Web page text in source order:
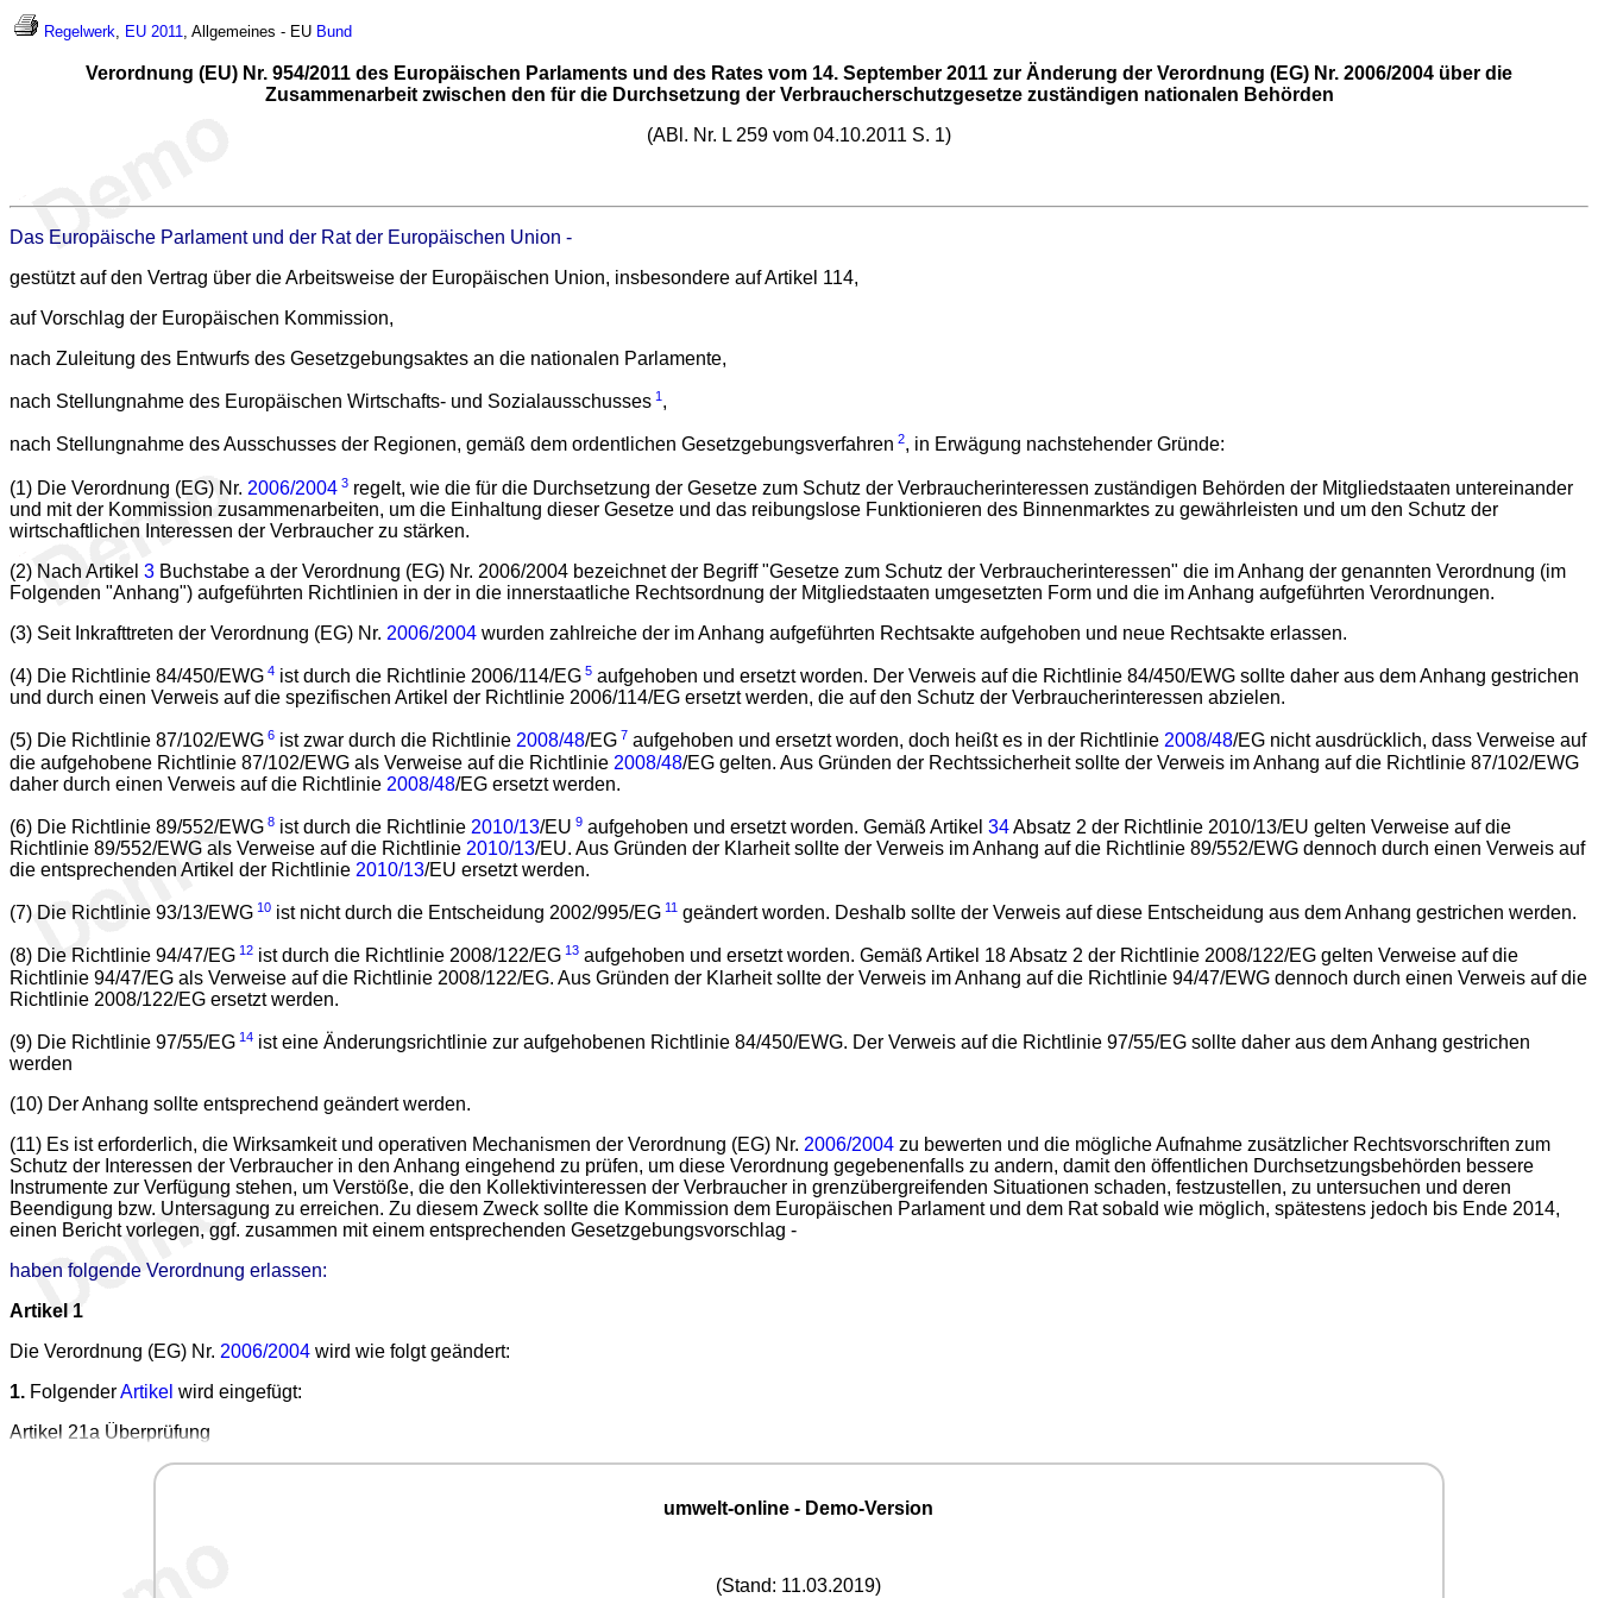
Regelwerk, EU 2011, Allgemeines - EU Bund
Verordnung (EU) Nr. 954/2011 des Europäischen Parlaments und des Rates vom 14. September 2011 zur Änderung der Verordnung (EG) Nr. 2006/2004 über die
Zusammenarbeit zwischen den für die Durchsetzung der Verbraucherschutzgesetze zuständigen nationalen Behörden
(ABl. Nr. L 259 vom 04.10.2011 S. 1)
Das Europäische Parlament und der Rat der Europäischen Union -
gestützt auf den Vertrag über die Arbeitsweise der Europäischen Union, insbesondere auf Artikel 114,
auf Vorschlag der Europäischen Kommission,
nach Zuleitung des Entwurfs des Gesetzgebungsaktes an die nationalen Parlamente,
nach Stellungnahme des Europäischen Wirtschafts- und Sozialausschusses 1 ,
nach Stellungnahme des Ausschusses der Regionen, gemäß dem ordentlichen Gesetzgebungsverfahren 2, in Erwägung nachstehender Gründe:
(1) Die Verordnung (EG) Nr. 2006/2004 3 regelt, wie die für die Durchsetzung der Gesetze zum Schutz der Verbraucherinteressen zuständigen Behörden der Mitgliedstaaten untereinander
und mit der Kommission zusammenarbeiten, um die Einhaltung dieser Gesetze und das reibungslose Funktionieren des Binnenmarktes zu gewährleisten und um den Schutz der
wirtschaftlichen Interessen der Verbraucher zu stärken.
(2) Nach Artikel 3 Buchstabe a der Verordnung (EG) Nr. 2006/2004 bezeichnet der Begriff "Gesetze zum Schutz der Verbraucherinteressen" die im Anhang der genannten Verordnung (im
Folgenden "Anhang") aufgeführten Richtlinien in der in die innerstaatliche Rechtsordnung der Mitgliedstaaten umgesetzten Form und die im Anhang aufgeführten Verordnungen.
(3) Seit Inkrafttreten der Verordnung (EG) Nr. 2006/2004 wurden zahlreiche der im Anhang aufgeführten Rechtsakte aufgehoben und neue Rechtsakte erlassen.
(4) Die Richtlinie 84/450/EWG 4 ist durch die Richtlinie 2006/114/EG 5 aufgehoben und ersetzt worden. Der Verweis auf die Richtlinie 84/450/EWG sollte daher aus dem Anhang gestrichen
und durch einen Verweis auf die spezifischen Artikel der Richtlinie 2006/114/EG ersetzt werden, die auf den Schutz der Verbraucherinteressen abzielen.
(5) Die Richtlinie 87/102/EWG 6 ist zwar durch die Richtlinie 2008/48/EG 7 aufgehoben und ersetzt worden, doch heißt es in der Richtlinie 2008/48/EG nicht ausdrücklich, dass Verweise auf
die aufgehobene Richtlinie 87/102/EWG als Verweise auf die Richtlinie 2008/48/EG gelten. Aus Gründen der Rechtssicherheit sollte der Verweis im Anhang auf die Richtlinie 87/102/EWG
daher durch einen Verweis auf die Richtlinie 2008/48/EG ersetzt werden.
(6) Die Richtlinie 89/552/EWG 8 ist durch die Richtlinie 2010/13/EU 9 aufgehoben und ersetzt worden. Gemäß Artikel 34Absatz 2 der Richtlinie 2010/13/EU gelten Verweise auf die
Richtlinie 89/552/EWG als Verweise auf die Richtlinie 2010/13/EU. Aus Gründen der Klarheit sollte der Verweis im Anhang auf die Richtlinie 89/552/EWG dennoch durch einen Verweis auf
die entsprechenden Artikel der Richtlinie 2010/13/EU ersetzt werden.
(7) Die Richtlinie 93/13/EWG 10 ist nicht durch die Entscheidung 2002/995/EG 11 geändert worden. Deshalb sollte der Verweis auf diese Entscheidung aus dem Anhang gestrichen werden.
(8) Die Richtlinie 94/47/EG 12 ist durch die Richtlinie 2008/122/EG 13 aufgehoben und ersetzt worden. Gemäß Artikel 18 Absatz 2 der Richtlinie 2008/122/EG gelten Verweise auf die
Richtlinie 94/47/EG als Verweise auf die Richtlinie 2008/122/EG. Aus Gründen der Klarheit sollte der Verweis im Anhang auf die Richtlinie 94/47/EWG dennoch durch einen Verweis auf die
Richtlinie 2008/122/EG ersetzt werden.
(9) Die Richtlinie 97/55/EG 14 ist eine Änderungsrichtlinie zur aufgehobenen Richtlinie 84/450/EWG. Der Verweis auf die Richtlinie 97/55/EG sollte daher aus dem Anhang gestrichen
werden
(10) Der Anhang sollte entsprechend geändert werden.
(11) Es ist erforderlich, die Wirksamkeit und operativen Mechanismen der Verordnung (EG) Nr. 2006/2004 zu bewerten und die mögliche Aufnahme zusätzlicher Rechtsvorschriften zum
Schutz der Interessen der Verbraucher in den Anhang eingehend zu prüfen, um diese Verordnung gegebenenfalls zu andern, damit den öffentlichen Durchsetzungsbehörden bessere
Instrumente zur Verfügung stehen, um Verstöße, die den Kollektivinteressen der Verbraucher in grenzübergreifenden Situationen schaden, festzustellen, zu untersuchen und deren
Beendigung bzw. Untersagung zu erreichen. Zu diesem Zweck sollte die Kommission dem Europäischen Parlament und dem Rat sobald wie möglich, spätestens jedoch bis Ende 2014,
einen Bericht vorlegen, ggf. zusammen mit einem entsprechenden Gesetzgebungsvorschlag -
haben folgende Verordnung erlassen:
Artikel 1
Die Verordnung (EG) Nr. 2006/2004 wird wie folgt geändert:
1. FolgenderArtikel wird eingefügt:
Artikel 21a Überprüfung
umwelt-online - Demo-Version
(Stand: 11.03.2019)